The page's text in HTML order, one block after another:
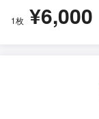
1枚 ¥6,000